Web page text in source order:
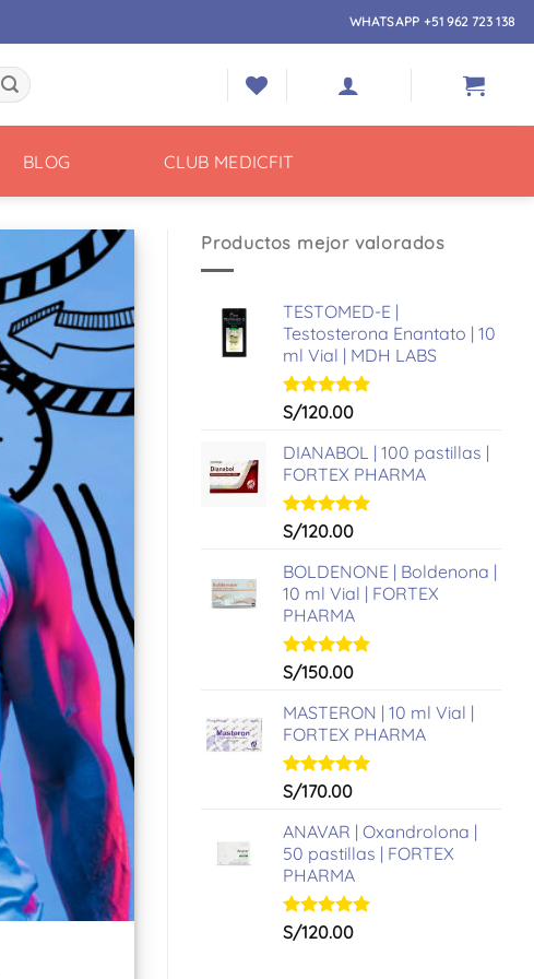
WHATSAPP +51 962 723 138
BLOG CLUB MEDICFIT
Productos mejor valorados
TESTOMED-E |
Testosterona Enantato | 10
ml Vial | MDH LABS
Valorado
con
de 5
S/120.00
DIANABOL | 100 pastillas |
FORTEX PHARMA
Valorado
con
de 5
S/120.00
BOLDENONE | Boldenona |
10 ml Vial | FORTEX
PHARMA
Valorado
con
de 5
S/150.00
MASTERON | 10 ml Vial |
FORTEX PHARMA
Valorado
con
de 5
S/170.00
ANAVAR | Oxandrolona |
50 pastillas | FORTEX
PHARMA
Valorado
con
S/120.00